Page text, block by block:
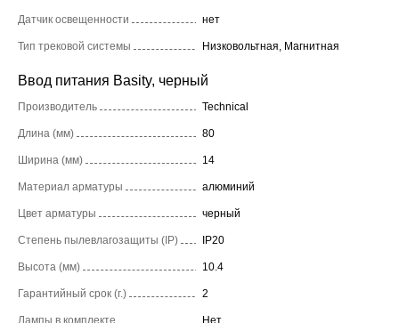
Датчик освещенности нет
Тип трековой системы Низковольтная, Магнитная
Ввод питания Basity, черный
Производитель Technical
Длина (мм) 80
Ширина (мм) 14
Материал арматуры алюминий
Цвет арматуры черный
Степень пылевлагозащиты (IP) IP20
Высота (мм) 10.4
Гарантийный срок (г.) 2
Лампы в комплекте Нет